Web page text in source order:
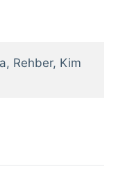
Rehber, Kim